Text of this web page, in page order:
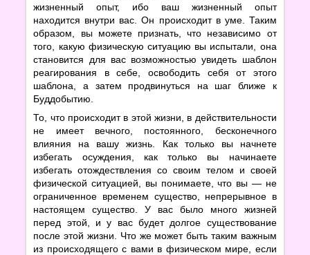
жизненный опыт, ибо ваш жизненный опыт
находится внутри вас. Он происходит в уме. Таким
образом, вы можете признать, что независимо от
того, какую физическую ситуацию вы испытали, она
становится для вас возможностью увидеть шаблон
реагирования в себе, освободить себя от этого
шаблона, а затем продвинуться на шаг ближе к
Буддобытию.
То, что происходит в этой жизни, в действительности
не имеет вечного, постоянного, бесконечного
влияния на вашу жизнь. Как только вы начнете
избегать осуждения, как только вы начинаете
избегать отождествления со своим телом и своей
физической ситуацией, вы понимаете, что вы — не
ограниченное временем существо, непрерывное в
настоящем существо. У вас было много жизней
перед этой, и у вас будет долгое существование
после этой жизни. Что же может быть таким важным
из происходящего с вами в физическом мире, если